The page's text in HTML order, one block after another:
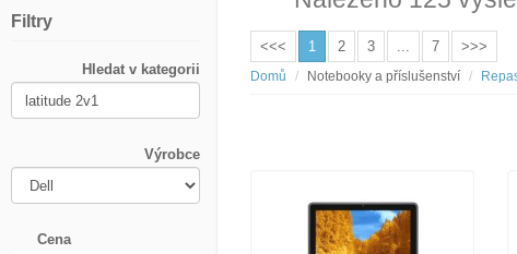
Filtry
Hledat v kategorii
Výrobce
Cena
<<< 1 2 3 ... 7 >>>
Domů Notebooky a příslušenství